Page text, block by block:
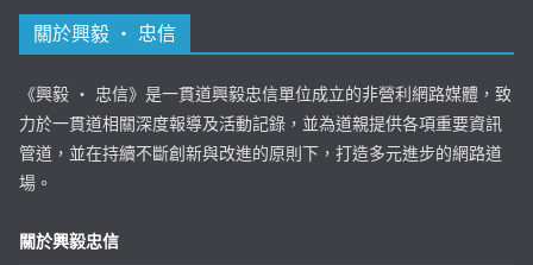
關於興毅 ‧ 忠信
《興毅 ‧ 忠信》是一貫道興毅忠信單位成立的非營利網路媒體，致
力於一貫道相關深度報導及活動記錄，並為道親提供各項重要資訊
管道，並在持續不斷創新與改進的原則下，打造多元進步的網路道
場。
關於興毅忠信